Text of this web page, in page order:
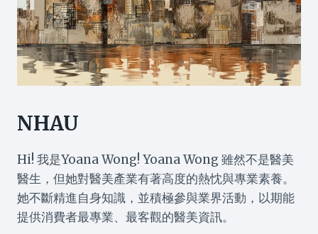
NHAU
Hi! 我是Yoana Wong! Yoana Wong 雖然不是醫美
醫生，但她對醫美產業有著高度的熱忱與專業素養。
她不斷精進自身知識，並積極參與業界活動，以期能
提供消費者最專業、最客觀的醫美資訊。